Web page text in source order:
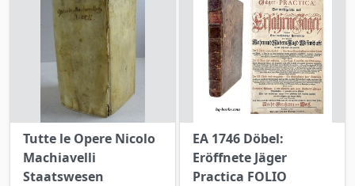
Tutte le Opere Nicolo
Machiavelli
Staatswesen
EA 1746 Döbel:
Eröffnete Jäger
Practica FOLIO